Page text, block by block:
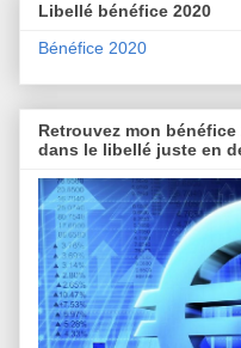
Libellé bénéfice 2020
Bénéfice 2020
Retrouvez mon
dans le libellé juste en